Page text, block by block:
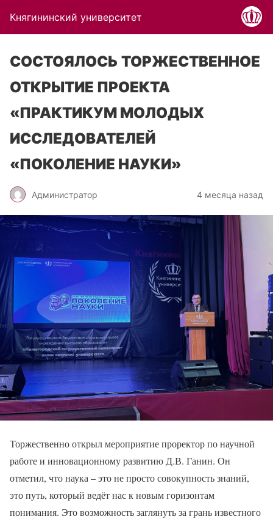
Княгининский университет
СОСТОЯЛОСЬ ТОРЖЕСТВЕННОЕ
ОТКРЫТИЕ ПРОЕКТА
«ПРАКТИКУМ МОЛОДЫХ
ИССЛЕДОВАТЕЛЕЙ
«ПОКОЛЕНИЕ НАУКИ»
Администратор 4 месяца назад
Торжественно открыл мероприятие проректор по научной
работе и инновационному развитию Д.В. Ганин. Он
отметил, что наука – это не просто совокупность знаний,
это путь, который ведёт нас к новым горизонтам
понимания. Это возможность заглянуть за грань известного